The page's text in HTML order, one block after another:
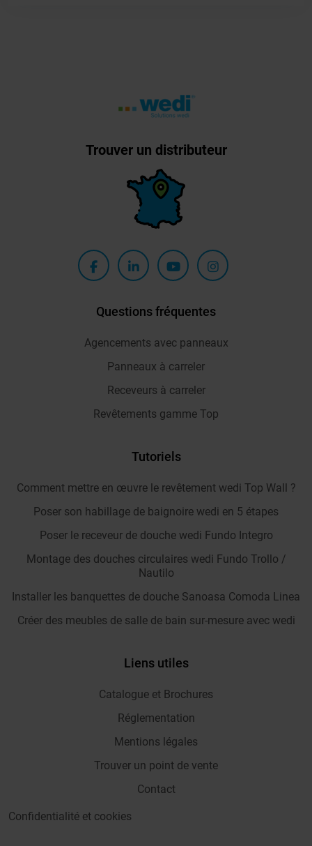
Trouver un distributeur
Questions fréquentes
Agencements avec panneaux
Panneaux à carreler
Receveurs à carreler
Revêtements gamme Top
Tutoriels
Comment mettre en œuvre le revêtement wedi Top Wall ?
Poser son habillage de baignoire wedi en 5 étapes
Poser le receveur de douche wedi Fundo Integro
Montage des douches circulaires wedi Fundo Trollo /
Nautilo
Installer les banquettes de douche Sanoasa Comoda Linea
Créer des meubles de salle de bain sur-mesure avec wedi
Liens utiles
Catalogue et Brochures
Réglementation
Mentions légales
Trouver un point de vente
Contact
Confidentialité et cookies